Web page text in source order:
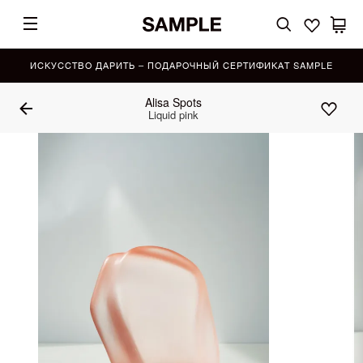
ИСКУССТВО ДАРИТЬ – ПОДАРОЧНЫЙ СЕРТИФИКАТ SAMPLE
Alisa Spots
Liquid pink